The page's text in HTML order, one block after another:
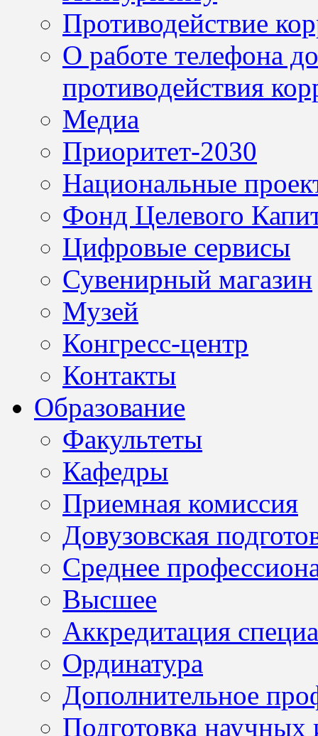
Противодействие
О работе телефона
противодействия
Медиа
Приоритет-2030
Национальные
Фонд Целевого
Цифровые сервисы
Сувенирный магазин
Музей
Конгресс-центр
Контакты
Образование
Факультеты
Кафедры
Приемная комиссия
Довузовская
Среднее
Высшее
Аккредитация
Ординатура
Дополнительное
Подготовка научных